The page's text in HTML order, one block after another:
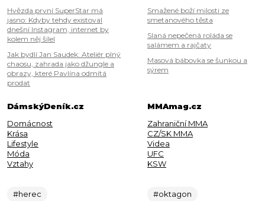
Hvězda první SuperStar má
jasno: Kdyby tehdy existoval
dnešní Instagram, internet by
kolem něj šílel
Jak bydlí Jan Saudek: Ateliér plný
chaosu, zahrada jako džungle a
obrazy, které Pavlína odmítá
prodat
Smažené boží milosti ze
smetanového těsta
Slaná nepečená roláda se
salámem a rajčaty
Masová bábovka se šunkou a
sýrem
DámskýDeník.cz
Domácnost
Krása
Lifestyle
Móda
Vztahy
#herec
MMAmag.cz
Zahraniční MMA
CZ/SK MMA
Videa
UFC
KSW
#oktagon